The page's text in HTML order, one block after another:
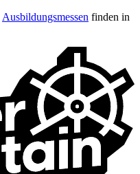
Ausbildungsmessen finden in